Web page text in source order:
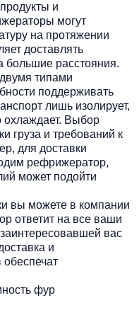
и
могут
на протяжении
доставлять
большие расстояния.
типами
поддерживать
лишь изолирует,
охлаждает. Выбор
груза и требований к
для доставки
рефрижератор,
может подойти
вы можете в компании
ответит на все ваши
вас
и